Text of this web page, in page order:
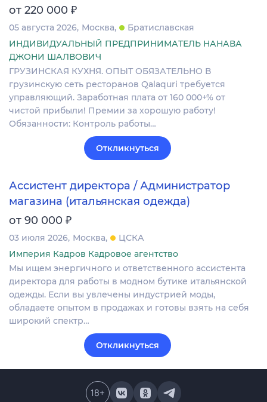
от 220 000 ₽
05 августа 2026 Москва
Братиславская
ИНДИВИДУАЛЬНЫЙ ПРЕДПРИНИМАТЕЛЬ НАНАВА
ДЖОНИ ШАЛВОВИЧ
ГРУЗИНСКАЯ КУХНЯ. ОПЫТ ОБЯЗАТЕЛЬНО В
грузинскую сеть ресторанов Qalaquri требуется
управляющий. Заработная плата от 160 000+% от
чистой прибыли! Премии за хорошую работу!
Обязанности: Контроль работы…
Откликнуться
Ассистент директора / Администратор
магазина (итальянская одежда)
от 90 000 ₽
03 июля 2026 Москва
ЦСКА
Империя Кадров Кадровое агентство
Мы ищем энергичного и ответственного ассистента
директора для работы в модном бутике итальянской
одежды. Если вы увлечены индустрией моды,
обладаете опытом в продажах и готовы взять на себя
широкий спектр…
Откликнуться
18+